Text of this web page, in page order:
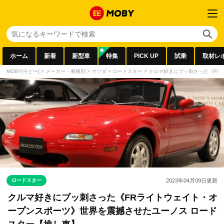
ホーム 新着 新型車 特集 PICK UP 試乗 取材レ
MOBY[モビー] > メーカー・車種別 > マツダ > ロードスター > クルマ好きにブッ刺さった《FR
ロードスター 2023年04月09日更新
クルマ好きにブッ刺さった《FRライトウェイト・オ
ープンスポーツ》世界を震撼させたユーノス ロード